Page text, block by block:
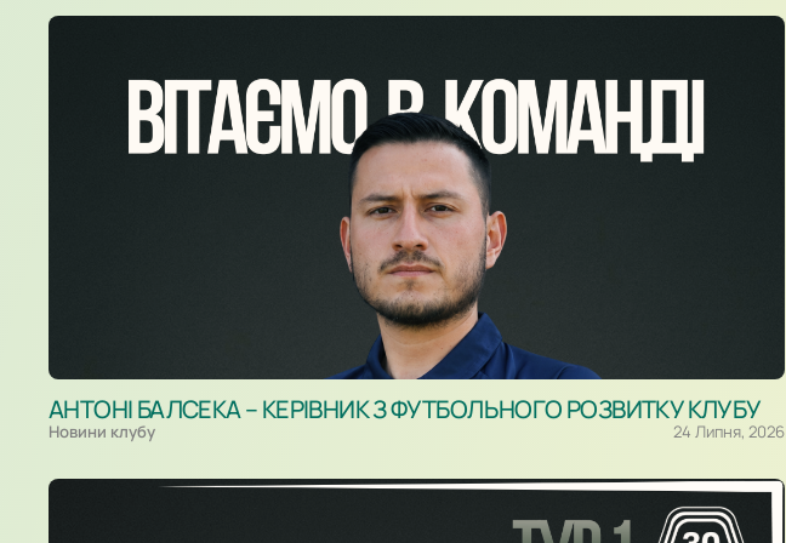
АНТОНІ БАЛСЕКА – КЕРІВНИК З ФУТБОЛЬНОГО РОЗВИТКУ КЛУБУ
Новини клубу 24 Липня, 2026